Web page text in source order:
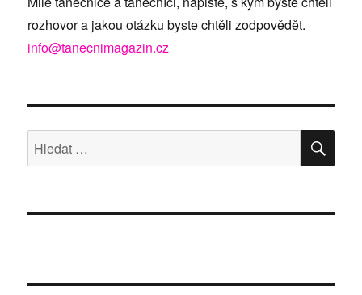
rozhovor a jakou otázku byste chtěli zodpovědět.
info@tanecnimagazin.cz
Hledat: